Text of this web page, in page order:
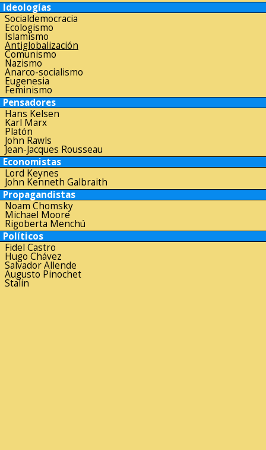
Ideologías
Socialdemocracia
Ecologismo
Islamismo
Antiglobalización
Comunismo
Nazismo
Anarco-socialismo
Eugenesia
Feminismo
Pensadores
Hans Kelsen
Karl Marx
Platón
John Rawls
Jean-Jacques Rousseau
Economistas
Lord Keynes
John Kenneth Galbraith
Propagandistas
Noam Chomsky
Michael Moore
Rigoberta Menchú
Políticos
Fidel Castro
Hugo Chávez
Salvador Allende
Augusto Pinochet
Stalin